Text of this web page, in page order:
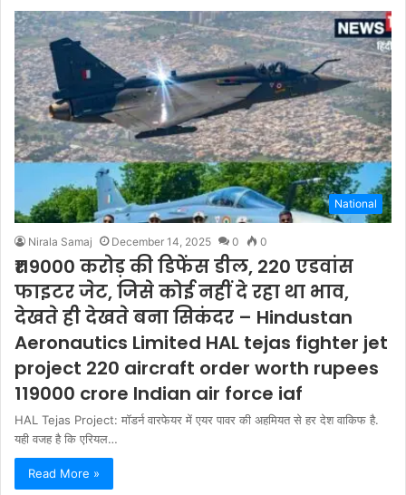
National
Nirala Samaj December 14, 2025 0 0
₹119000 करोड़ की डिफेंस डील, 220 एडवांस
फाइटर जेट, जिसे कोई नहीं दे रहा था भाव,
देखते ही देखते बना सिकंदर – Hindustan
Aeronautics Limited HAL tejas fighter jet
project 220 aircraft order worth rupees
119000 crore Indian air force iaf
HAL Tejas Project: मॉडर्न वारफेयर में एयर पावर की अहमियत से हर देश वाकिफ है.
यही वजह है कि एरियल…
Read More »